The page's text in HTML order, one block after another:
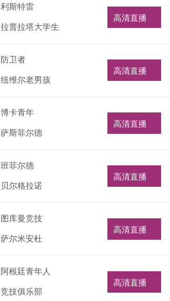
利斯特雷
拉普拉塔大学生
高清直播
防卫者
纽维尔老男孩
高清直播
博卡青年
萨斯菲尔德
高清直播
班菲尔德
贝尔格拉诺
高清直播
图库曼竞技
萨尔米安杜
高清直播
阿根廷青年人
竞技俱乐部
高清直播